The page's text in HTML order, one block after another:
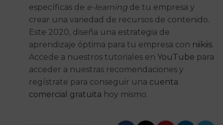
específicas de e-learning de tu empresa y
crear una variedad de recursos de contenido.
Este 2020, diseña una estrategia de
aprendizaje óptima para tu empresa con niikiis.
Accede a nuestros tutoriales en YouTube para
acceder a nuestras recomendaciones y
regístrate para conseguir una cuenta
comercial gratuita hoy mismo.